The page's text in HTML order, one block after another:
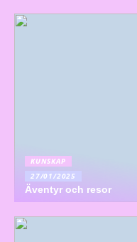
KUNSKAP
27/01/2025
Äventyr och resor